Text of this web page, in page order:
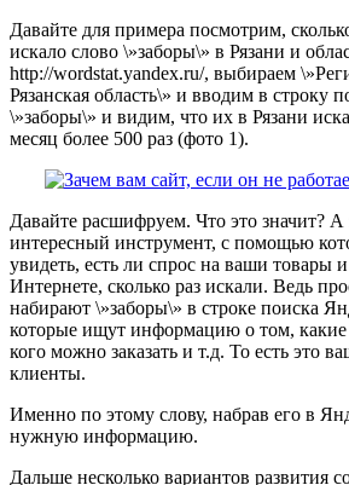
Давайте для примера посмотрим,
искало слово \»заборы\» в Рязани и
http://wordstat.yandex.ru/, выбираем
Рязанская область\» и вводим в строку
\»заборы\» и видим, что их в Рязани
месяц более 500 раз (фото 1).
Давайте расшифруем. Что это значит? А
интересный инструмент, с помощью
увидеть, есть ли спрос на ваши товары
Интернете, сколько раз искали. Ведь
набирают \»заборы\» в строке поиска
которые ищут информацию о том,
кого можно заказать и т.д. То есть это
клиенты.
Именно по этому слову, набрав его в
нужную информацию.
Дальше несколько вариантов развития